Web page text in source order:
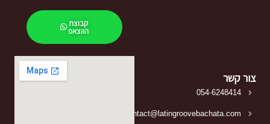
צור קשר
054-6248414
contact@latingroovebachata.com
קבוצת
הווצאפ